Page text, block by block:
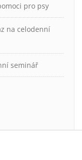
pro psy
na celodenní
seminář